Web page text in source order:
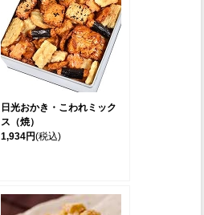
日光おかき・こわれミック
ス（焼）
1,934円(税込)